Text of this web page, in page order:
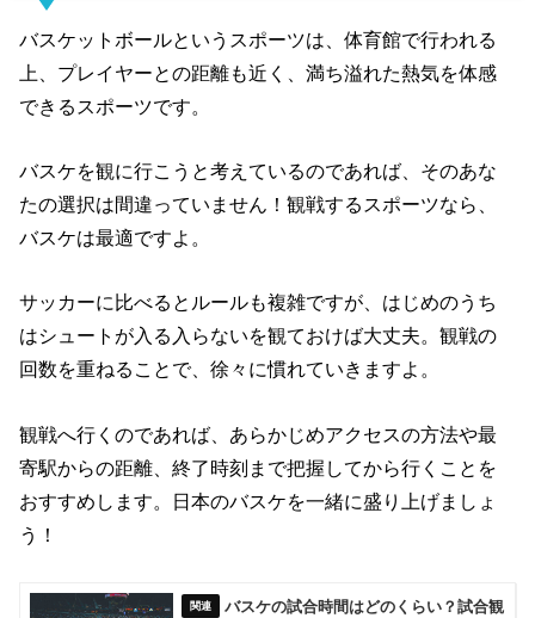
バスケットボールというスポーツは、体育館で行われる
上、プレイヤーとの距離も近く、満ち溢れた熱気を体感
できるスポーツです。
バスケを観に行こうと考えているのであれば、そのあな
たの選択は間違っていません！観戦するスポーツなら、
バスケは最適ですよ。
サッカーに比べるとルールも複雑ですが、はじめのうち
はシュートが入る入らないを観ておけば大丈夫。観戦の
回数を重ねることで、徐々に慣れていきますよ。
観戦へ行くのであれば、あらかじめアクセスの方法や最
寄駅からの距離、終了時刻まで把握してから行くことを
おすすめします。日本のバスケを一緒に盛り上げましょ
う！
バスケの試合時間はどのくらい？試合観